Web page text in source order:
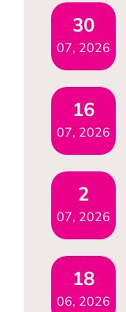
30
07, 2026
16
07, 2026
2
07, 2026
18
06, 2026